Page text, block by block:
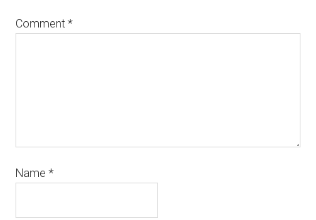
Comment*
Name*